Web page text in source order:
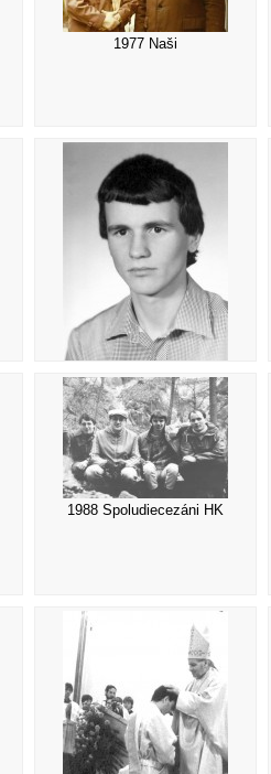
1977 Naši
1982 Maturant
1988 Spoludiecezáni HK